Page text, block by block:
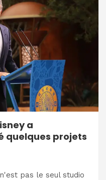
a
quelques projets
pas le seul studio